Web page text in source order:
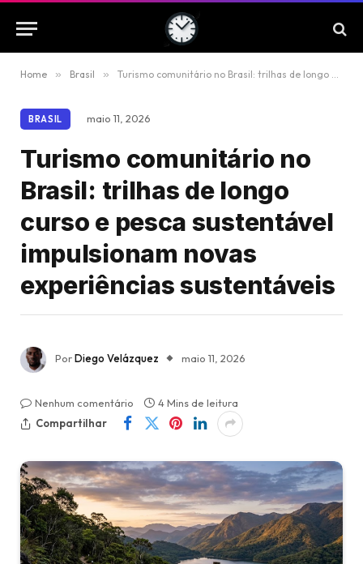
Home » Brasil » Turismo comunitário no Brasil: trilhas de longo curso e pesca sustentável impulsionam novas experiências sustentáveis
BRASIL maio 11, 2026
Turismo comunitário no
Brasil: trilhas de longo
curso e pesca sustentável
impulsionam novas
experiências sustentáveis
PorDiego Velázquez maio 11, 2026
Nenhum comentário
4 Mins de leitura
Compartilhar